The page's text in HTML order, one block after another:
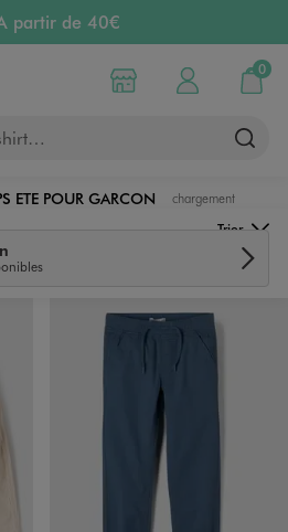
partir de 40€
OFFERTE
en magasin
30 jours
Choisir mon magasin
Mon compte
0
Mon
ETE POUR GARCON chargement
Trier